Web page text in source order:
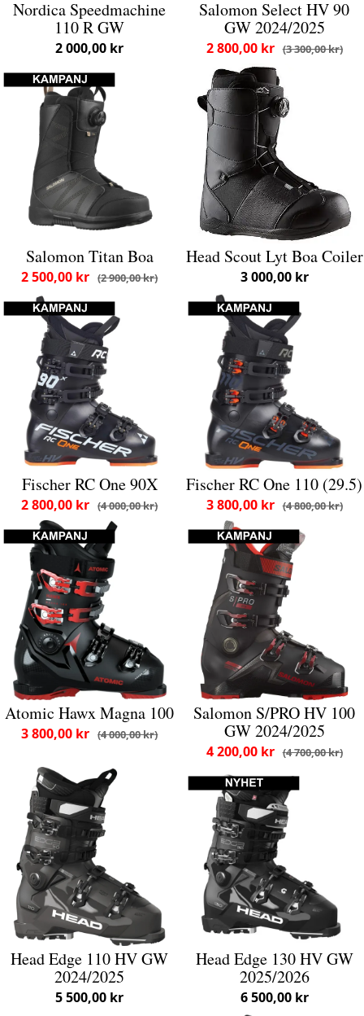
Nordica Speedmachine
110 R GW
2 000,00 kr
Salomon Select HV 90
GW 2024/2025
3 300,00 kr
2 800,00 kr
Salomon Titan Boa
2 900,00 kr
2 500,00 kr
Head Scout Lyt Boa Coiler
3 000,00 kr
Fischer RC One 90X
4 000,00 kr
2 800,00 kr
Fischer RC One 110 (29.5)
4 800,00 kr
3 800,00 kr
Atomic Hawx Magna 100
4 000,00 kr
3 800,00 kr
Salomon S/PRO HV 100
GW 2024/2025
4 700,00 kr
4 200,00 kr
Head Edge 110 HV GW
2024/2025
5 500,00 kr
Head Edge 130 HV GW
2025/2026
6 500,00 kr